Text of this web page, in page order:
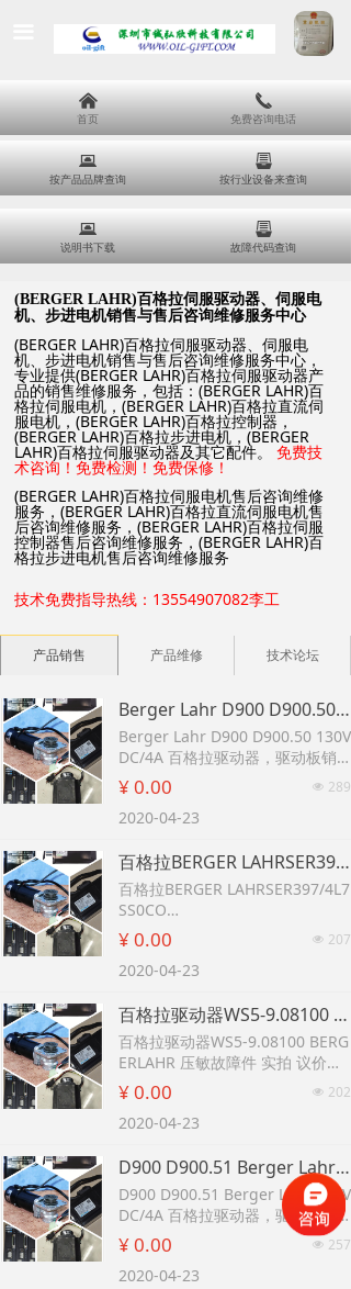
뀵
按产品品牌查询
뀣
按行业设备来查询
낀
首页
끅
免费咨询电话
뀵
说明书下载
뀣
故障代码查询
(BERGER LAHR)百格拉伺服驱动器、伺服电
机、步进电机销售与售后咨询维修服务中心
(BERGER LAHR)百格拉伺服驱动器、伺服电
机、步进电机销售与售后咨询维修服务中心，
专业提供(BERGER LAHR)百格拉伺服驱动器产
品的销售维修服务，包括：(BERGER LAHR)百
格拉伺服电机，(BERGER LAHR)百格拉直流伺
服电机，(BERGER LAHR)百格拉控制器，
(BERGER LAHR)百格拉步进电机，(BERGER
LAHR)百格拉伺服驱动器及其它配件。 免费技
术咨询！免费检测！免费保修！
(BERGER LAHR)百格拉伺服电机售后咨询维修
服务，(BERGER LAHR)百格拉直流伺服电机售
后咨询维修服务，(BERGER LAHR)百格拉伺服
控制器售后咨询维修服务，(BERGER LAHR)百
格拉步进电机售后咨询维修服务
技术免费指导热线：13554907082李工
产品销售 产品维修 技术论坛
Berger Lahr D900 D900.50 130VDC/4A 百格拉驱动器，驱动板销售 百格拉BERGER LAHR 伺服电机 VRDM3910/50LNAOO销售现货质保维修 旧/德国百格拉BERGER LAHR 5相步进电机 VRDM588 德国百格拉BERGER LAHR步进电机VRDM368/50LHAOO 二手。测试好
Berger Lahr D900 D900.50 130V
DC/4A 百格拉驱动器，驱动板销
售
百格拉BERGER LAHR 伺服电机 V
RDM3910/50LNAOO销售现货质
旧/德国百格拉BERGER LAHR 5相
步进电机 VRDM588
德国百格拉BERGER LAHR步进电
试好
넶 289
¥ 0.00
2020-04-23
百格拉BERGER LAHRSER397/4L7SS0CO 德国百格拉BERGER LAHR伺服电机驱动TLC534P F SAM 质量保证现货 VRDM3910/50LNAOO SF11580AT BERGER LAHR 伺服电机 VRDM3910/50LWCEO 实物拍摄 现货一台全新百格拉Berger LahrSER3913/4L3SS0TO 1KW 480V
百格拉BERGER LAHRSER397/4L7
SS0CO
德国百格拉BERGER LAHR伺服电
机驱动TLC534P F SAM 质量保证
现货
T 百格拉BERGER LAHR 伺服电机
实物图
拆机百格拉BERGER LAHR 伺服电
机 VRDM3910/50LWCEO 实物拍
摄
现货一台全新百格拉Berger Lahr
넶 207
¥ 0.00
2020-04-23
百格拉驱动器WS5-9.08100 BERGERLAHR 压敏故障件 实拍 议价 百格拉BERGER LAHR伺服电机驱动TLC534P F SAM TLC534PFSAM质量好 BERGER LAHR 百格拉驱动器 变频器WDM3-004.0801有质量保证 询价 D900 D900.51 Berger Lahr 130VDC/4A 百格拉驱动器，驱动板销售
百格拉驱动器WS5-9.08100 BERG
ERLAHR 压敏故障件 实拍 议价
百格拉BERGER LAHR伺服电机驱
动TLC534P F SAM TLC534PFSAM
质量好
器WDM3-004.0801有质量保证 询
价
D900 D900.51 Berger Lahr 130V
DC/4A 百格拉驱动器，驱动板销
售
넶 202
¥ 0.00
2020-04-23
D900 D900.51 Berger Lahr 130VDC/4A 百格拉驱动器，驱动板销售 百格拉WD3-007 WD3-008 Berger Lahr Berger LahrSER3913/4L3SS0TO 1KW 480V 德国百格拉BERGER LAHR 型号RSM 828/3 B FK 咨询议价 德国百格拉BERGER LAHR 型号RSM 828/3 B FK 咨询议价
D900 D900.51 Berger Lahr 130V
DC/4A 百格拉驱动器，驱动板销
售
百格拉WD3-007 WD3-008 Berge
r Lahr 伺服步进驱动器专业维修销
넶 257
¥ 0.00
2020-04-23